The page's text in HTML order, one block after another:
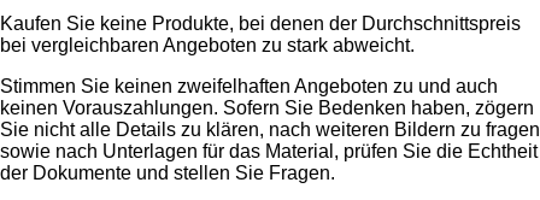
Kaufen Sie keine Produkte, bei denen der Durchschnittspreis
bei vergleichbaren Angeboten zu stark abweicht.
Stimmen Sie keinen zweifelhaften Angeboten zu und auch
keinen Vorauszahlungen. Sofern Sie Bedenken haben, zögern
Sie nicht alle Details zu klären, nach weiteren Bildern zu fragen
sowie nach Unterlagen für das Material, prüfen Sie die Echtheit
der Dokumente und stellen Sie Fragen.